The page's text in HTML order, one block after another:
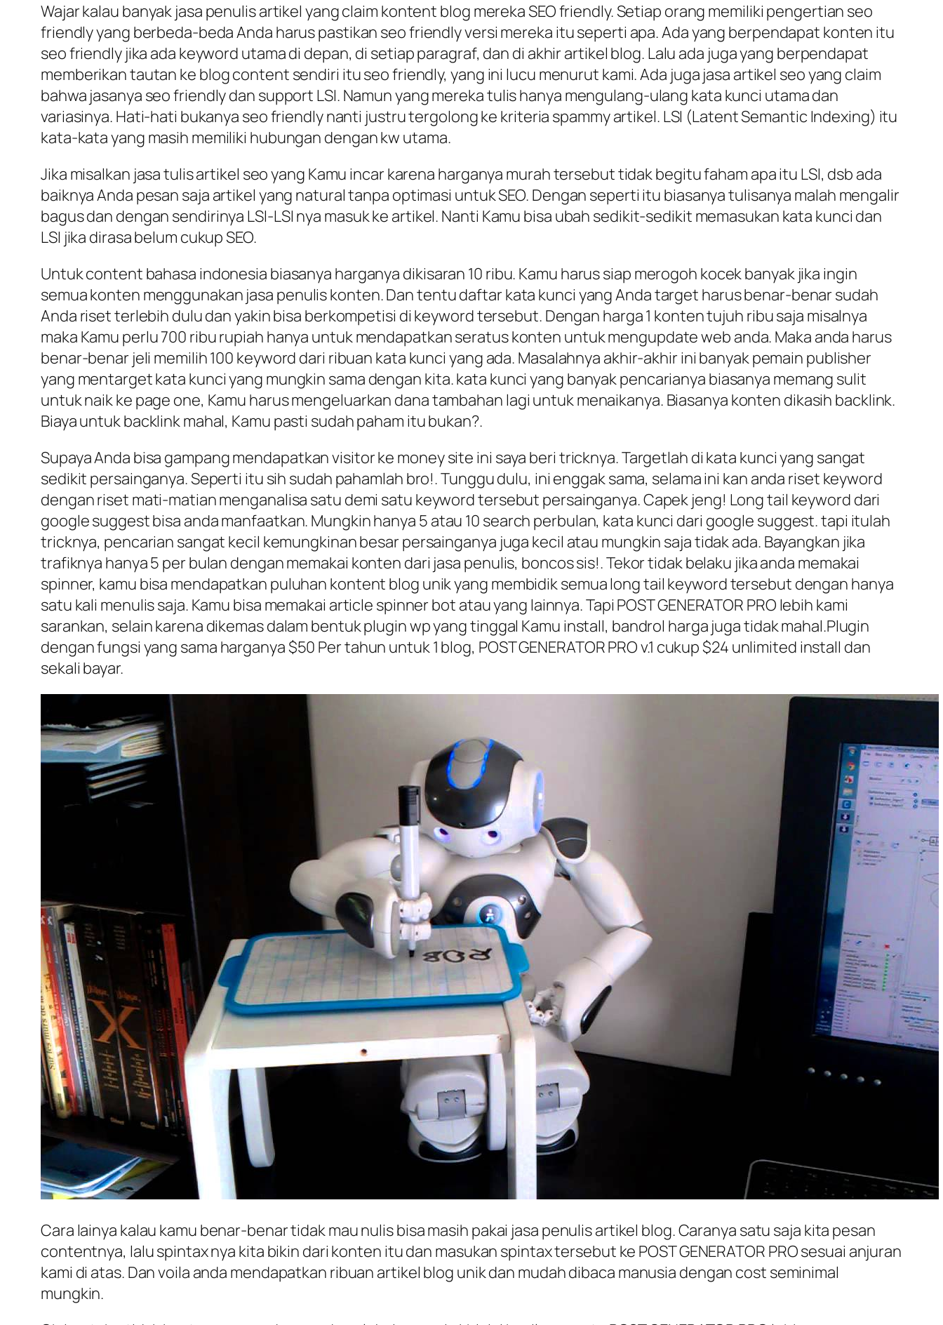
Wajar kalau banyak jasa penulis artikel yang claim kontent blog mereka SEO friendly. Setiap orang memiliki pengertian seo
friendly yang berbeda-beda Anda harus pastikan seo friendly versi mereka itu seperti apa. Ada yang berpendapat konten itu
seo friendly jika ada keyword utama di depan, di setiap paragraf, dan di akhir artikel blog. Lalu ada juga yang berpendapat
memberikan tautan ke blog content sendiri itu seo friendly, yang ini lucu menurut kami. Ada juga jasa artikel seo yang claim
bahwa jasanya seo friendly dan support LSI. Namun yang mereka tulis hanya mengulang-ulang kata kunci utama dan
variasinya. Hati-hati bukanya seo friendly nanti justru tergolong ke kriteria spammy artikel. LSI (Latent Semantic Indexing) itu
kata-kata yang masih memiliki hubungan dengan kw utama.
Jika misalkan jasa tulis artikel seo yang Kamu incar karena harganya murah tersebut tidak begitu faham apa itu LSI, dsb ada
baiknya Anda pesan saja artikel yang natural tanpa optimasi untuk SEO. Dengan seperti itu biasanya tulisanya malah mengalir
bagus dan dengan sendirinya LSI-LSI nya masuk ke artikel. Nanti Kamu bisa ubah sedikit-sedikit memasukan kata kunci dan
LSI jika dirasa belum cukup SEO.
Untuk content bahasa indonesia biasanya harganya dikisaran 10 ribu. Kamu harus siap merogoh kocek banyak jika ingin
semua konten menggunakan jasa penulis konten. Dan tentu daftar kata kunci yang Anda target harus benar-benar sudah
Anda riset terlebih dulu dan yakin bisa berkompetisi di keyword tersebut. Dengan harga 1 konten tujuh ribu saja misalnya
maka Kamu perlu 700 ribu rupiah hanya untuk mendapatkan seratus konten untuk mengupdate web anda. Maka anda harus
benar-benar jeli memilih 100 keyword dari ribuan kata kunci yang ada. Masalahnya akhir-akhir ini banyak pemain publisher
yang mentarget kata kunci yang mungkin sama dengan kita. kata kunci yang banyak pencarianya biasanya memang sulit
untuk naik ke page one, Kamu harus mengeluarkan dana tambahan lagi untuk menaikanya. Biasanya konten dikasih backlink.
Biaya untuk backlink mahal, Kamu pasti sudah paham itu bukan?.
Supaya Anda bisa gampang mendapatkan visitor ke money site ini saya beri tricknya. Targetlah di kata kunci yang sangat
sedikit persainganya. Seperti itu sih sudah pahamlah bro!. Tunggu dulu, ini enggak sama, selama ini kan anda riset keyword
dengan riset mati-matian menganalisa satu demi satu keyword tersebut persainganya. Capek jeng! Long tail keyword dari
google suggest bisa anda manfaatkan. Mungkin hanya 5 atau 10 search perbulan, kata kunci dari google suggest. tapi itulah
tricknya, pencarian sangat kecil kemungkinan besar persainganya juga kecil atau mungkin saja tidak ada. Bayangkan jika
trafiknya hanya 5 per bulan dengan memakai konten dari jasa penulis, boncos sis!. Tekor tidak belaku jika anda memakai
spinner, kamu bisa mendapatkan puluhan kontent blog unik yang membidik semua long tail keyword tersebut dengan hanya
satu kali menulis saja. Kamu bisa memakai article spinner bot atau yang lainnya. Tapi POST GENERATOR PRO lebih kami
sarankan, selain karena dikemas dalam bentuk plugin wp yang tinggal Kamu install, bandrol harga juga tidak mahal.Plugin
dengan fungsi yang sama harganya $50 Per tahun untuk 1 blog, POST GENERATOR PRO v.1 cukup $24 unlimited install dan
sekali bayar.
Cara lainya kalau kamu benar-benar tidak mau nulis bisa masih pakai jasa penulis artikel blog. Caranya satu saja kita pesan
contentnya, lalu spintax nya kita bikin dari konten itu dan masukan spintax tersebut ke POST GENERATOR PRO sesuai anjuran
kami di atas. Dan voila anda mendapatkan ribuan artikel blog unik dan mudah dibaca manusia dengan cost seminimal
mungkin.